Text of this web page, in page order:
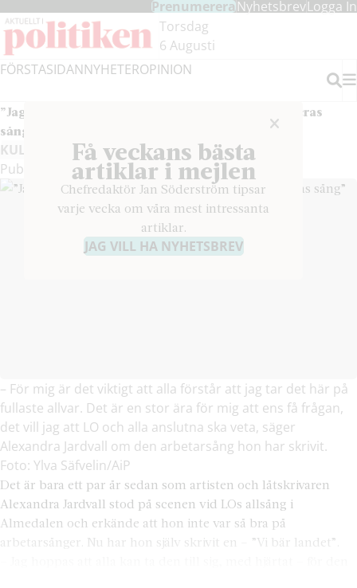
till
innehållet
till
headern
PrenumereraNyhetsbrevLogga In
Torsdag
6 Augusti
FÖRSTASIDANNYHETEROPINION
Sök
Få veckans bästa
artiklar i mejlen
Chefredaktör Jan Söderström tipsar
varje vecka om våra mest intressanta
artiklar.
JAG VILL HA NYHETSBREV
”Jag hoppas att alla arbetare känner att det är deras
sång”
KULTUR
Publicerad den 24 juni 2026#25/2026
– För mig är det viktigt att alla förstår att jag tar det här på
fullaste allvar. Det är en stor ära för mig att ens få frågan,
det vill jag att LO och alla anslutna ska veta, säger
Alexandra Jardvall om den arbetarsång hon har skrivit.
Foto: Ylva Säfvelin/AiP
Det är bara ett par år sedan som artisten och låtskrivaren
Alexandra Jardvall stod på scenen vid LOs allsång i
Almedalen och erkände att hon inte var så bra på
arbetarsånger. Nu har hon själv skrivit en – ”Vi bär landet”.